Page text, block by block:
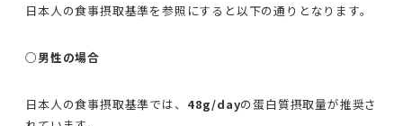
日本人の食事摂取基準を参照にすると以下の通りとなります。
○男性の場合
日本人の食事摂取基準では、 48g/dayの蛋白質摂取量が推奨さ